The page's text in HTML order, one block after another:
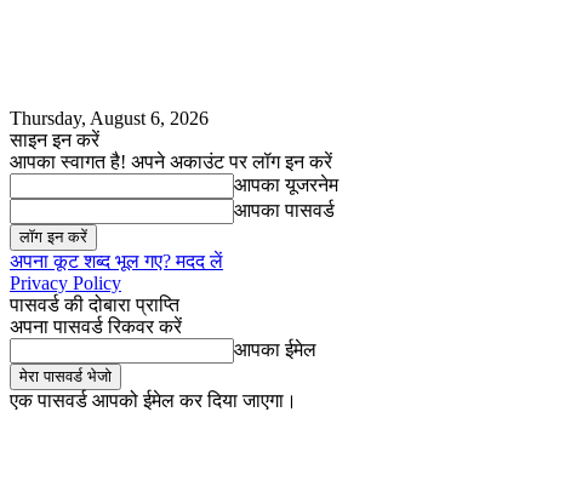
Thursday, August 6, 2026
साइन इन करें
आपका स्वागत है! अपने अकाउंट पर लॉग इन करें
आपका यूजरनेम
आपका पासवर्ड
अपना कूट शब्द भूल गए? मदद लें
Privacy Policy
पासवर्ड की दोबारा प्राप्ति
अपना पासवर्ड रिकवर करें
आपका ईमेल
एक पासवर्ड आपको ईमेल कर दिया जाएगा।